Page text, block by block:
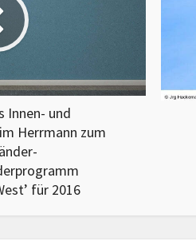
Innen- und
Herrmann zum
für 2016